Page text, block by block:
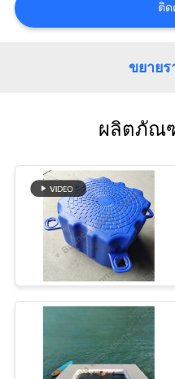
ควบคุม
เรา
เสนอ
ติด
ขยายร
ผลิตภัณ